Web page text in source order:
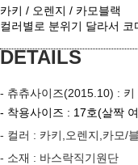
카키 / 오렌지 / 카모블랙
컬러별로 분위기 달라서 코
DETAILS
- 츄츄사이즈(2015.10) :
- 착용사이즈 : 17호(살짝
- 컬러 : 카키,오렌지,카모/
- 소재 : 바스락직기원단